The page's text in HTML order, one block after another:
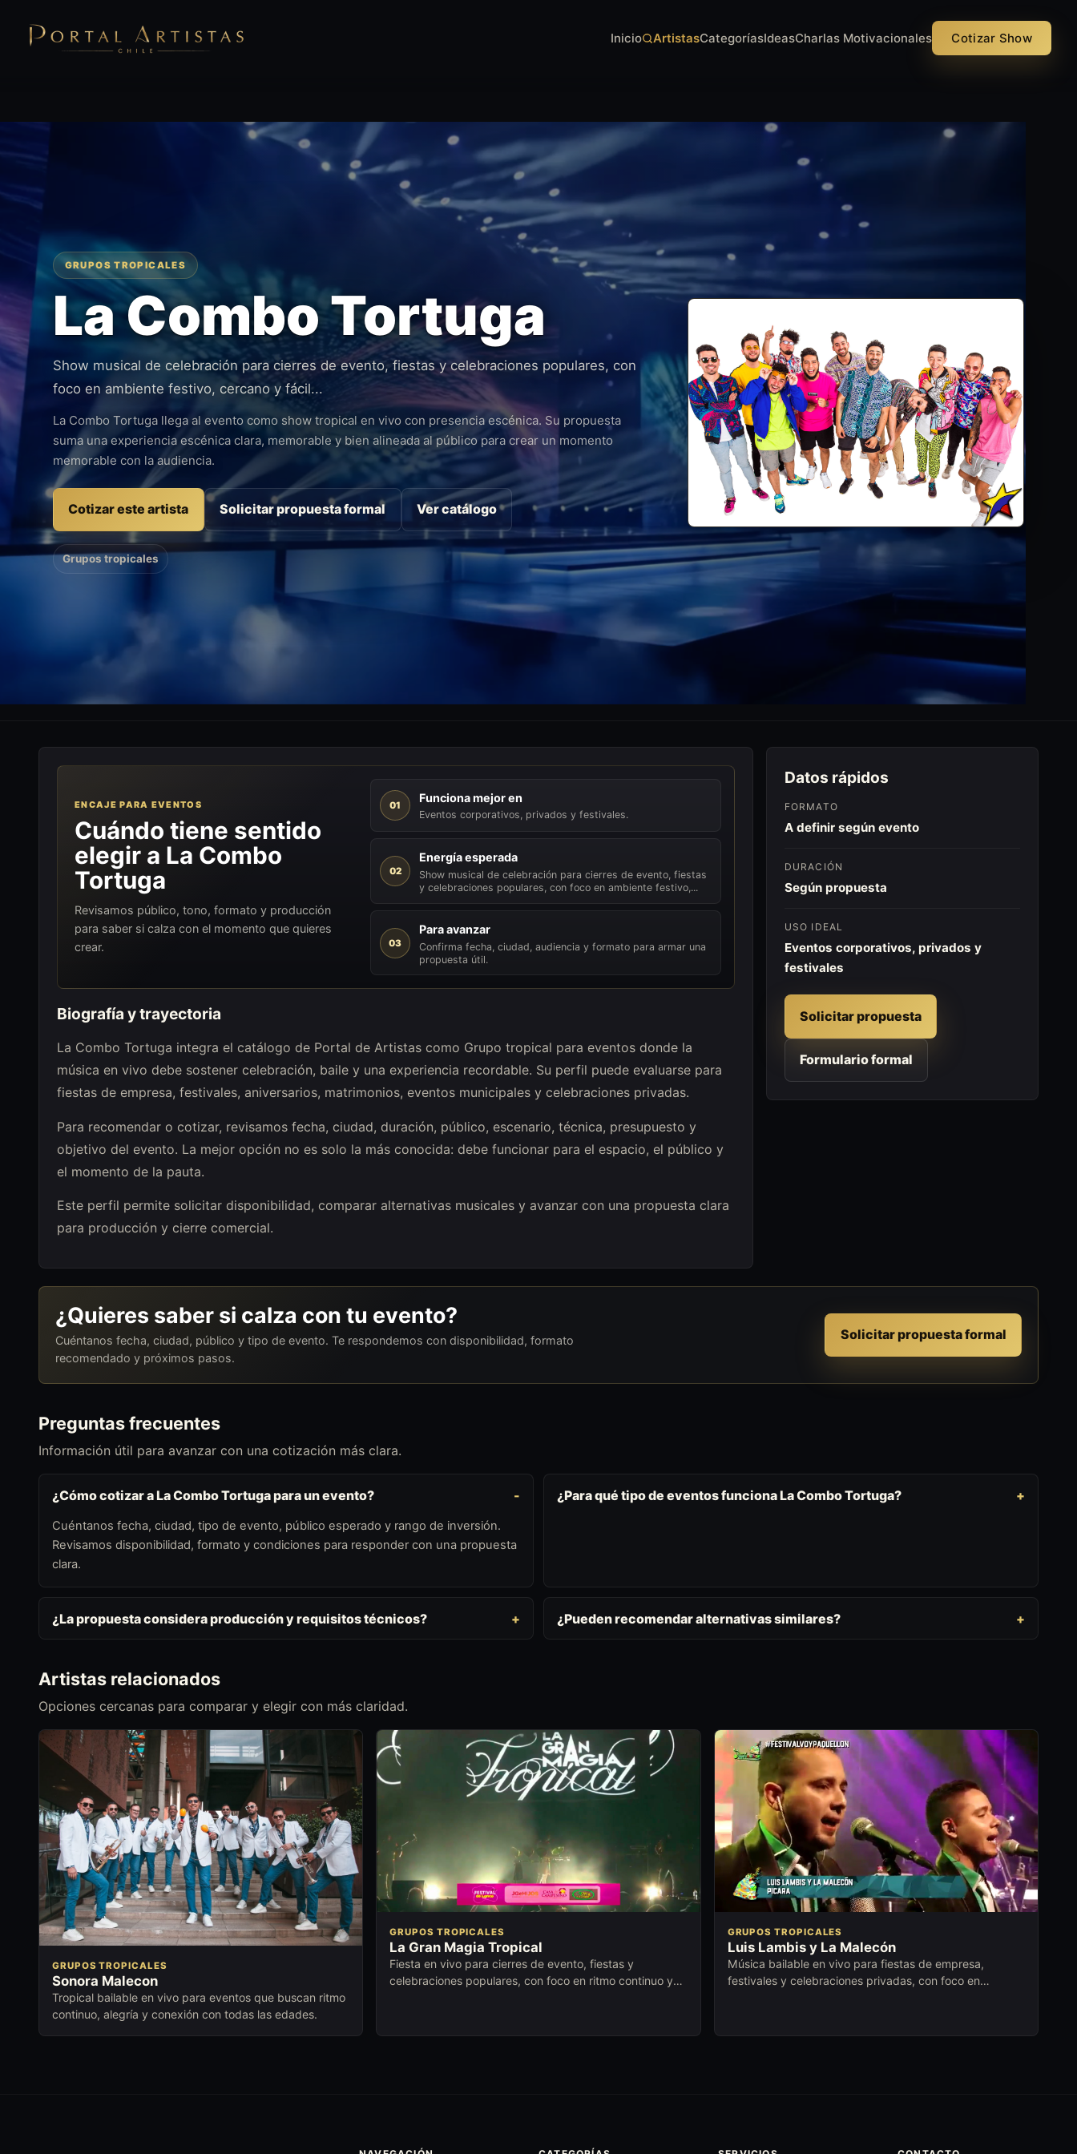
Inicio ArtistasCategoríasIdeasCharlas Motivacionales Cotizar Show
GRUPOS TROPICALES
La Combo Tortuga
Show musical de celebración para cierres de evento, fiestas y celebraciones populares, con
foco en ambiente festivo, cercano y fácil...
La Combo Tortuga llega al evento como show tropical en vivo con presencia escénica. Su propuesta
suma una experiencia escénica clara, memorable y bien alineada al público para crear un momento
memorable con la audiencia.
Cotizar este artista Solicitar propuesta formal Ver catálogo
Grupos tropicales
ENCAJE PARA EVENTOS
Cuándo tiene sentido
elegir a La Combo
Tortuga
Revisamos público, tono, formato y producción
para saber si calza con el momento que quieres
crear.
01
Funciona mejor en
Eventos corporativos, privados y festivales.
02
Energía esperada
Show musical de celebración para cierres de evento, fiestas
y celebraciones populares, con foco en ambiente festivo,...
03
Para avanzar
Confirma fecha, ciudad, audiencia y formato para armar una
propuesta útil.
Biografía y trayectoria
La Combo Tortuga integra el catálogo de Portal de Artistas como Grupo tropical para eventos donde la
música en vivo debe sostener celebración, baile y una experiencia recordable. Su perfil puede evaluarse para
fiestas de empresa, festivales, aniversarios, matrimonios, eventos municipales y celebraciones privadas.
Para recomendar o cotizar, revisamos fecha, ciudad, duración, público, escenario, técnica, presupuesto y
objetivo del evento. La mejor opción no es solo la más conocida: debe funcionar para el espacio, el público y
el momento de la pauta.
Este perfil permite solicitar disponibilidad, comparar alternativas musicales y avanzar con una propuesta clara
para producción y cierre comercial.
Datos rápidos
FORMATO
A definir según evento
DURACIÓN
Según propuesta
USO IDEAL
Eventos corporativos, privados y
festivales
Solicitar propuesta
Formulario formal
¿Quieres saber si calza con tu evento?
Cuéntanos fecha, ciudad, público y tipo de evento. Te respondemos con disponibilidad, formato
recomendado y próximos pasos.
Solicitar propuesta formal
Preguntas frecuentes
Información útil para avanzar con una cotización más clara.
¿Cómo cotizar a La Combo Tortuga para un evento?
Cuéntanos fecha, ciudad, tipo de evento, público esperado y rango de inversión.
Revisamos disponibilidad, formato y condiciones para responder con una propuesta
clara.
¿Para qué tipo de eventos funciona La Combo Tortuga?
¿La propuesta considera producción y requisitos técnicos? ¿Pueden recomendar alternativas similares?
Artistas relacionados
Opciones cercanas para comparar y elegir con más claridad.
GRUPOS TROPICALES
Sonora Malecon
Tropical bailable en vivo para eventos que buscan ritmo
continuo, alegría y conexión con todas las edades.
GRUPOS TROPICALES
La Gran Magia Tropical
Fiesta en vivo para cierres de evento, fiestas y
celebraciones populares, con foco en ritmo continuo y
GRUPOS TROPICALES
Luis Lambis y La Malecón
Música bailable en vivo para fiestas de empresa,
festivales y celebraciones privadas, con foco en